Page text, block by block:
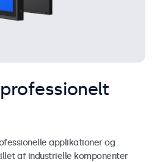
applikationer og
af industrielle komponenter